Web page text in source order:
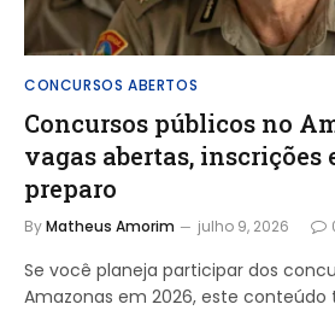
CONCURSOS ABERTOS
Concursos públicos no
vagas abertas, inscrições
preparo
ByMatheus Amorim julho 9, 2026
Se você planeja participar dos
Amazonas em 2026, este conteúdo